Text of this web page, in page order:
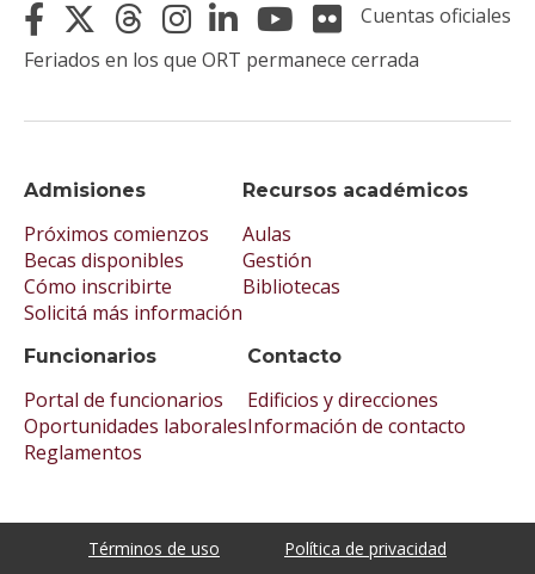
Admisiones
Próximos comienzos
Becas disponibles
Cómo inscribirte
Solicitá más información
Recursos académicos
Aulas
Gestión
Bibliotecas
Funcionarios
Portal de funcionarios
Oportunidades laborales
Reglamentos
Contacto
Edificios y direcciones
Información de contacto
Cuentas oficiales
Feriados en los que ORT permanece cerrada
Términos de uso Política de privacidad